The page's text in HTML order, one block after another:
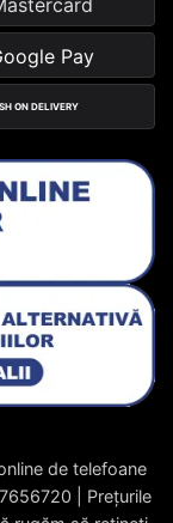
ON DELIVERY
de telefoane
| Prețurile